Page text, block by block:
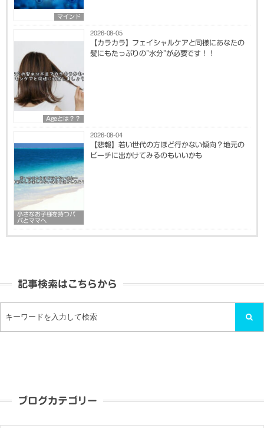
マインド
Ageとは？？
2026-08-05
【カラカラ】フェイシャルケアと同様にあなたの
髪にもたっぷりの”水分”が必要です！！
小さなお子様を持つパ
パとママへ
2026-08-04
【悲報】若い世代の方ほど行かない傾向？地元の
ビーチに出かけてみるのもいいかも
記事検索はこちらから
ブログカテゴリー